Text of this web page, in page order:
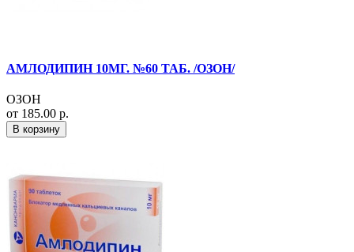
АМЛОДИПИН 10МГ. №60 ТАБ. /ОЗОН/
ОЗОН
от 185.00 р.
В корзину